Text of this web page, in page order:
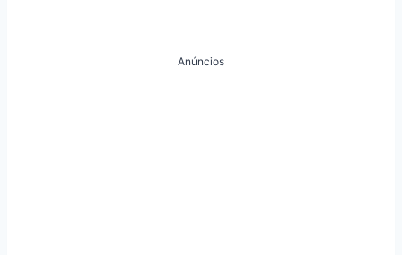
Anúncios